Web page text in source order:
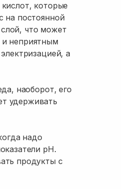
которые
на постоянной
что может
неприятным
а
наоборот, его
удерживать
надо
pH.
продукты с